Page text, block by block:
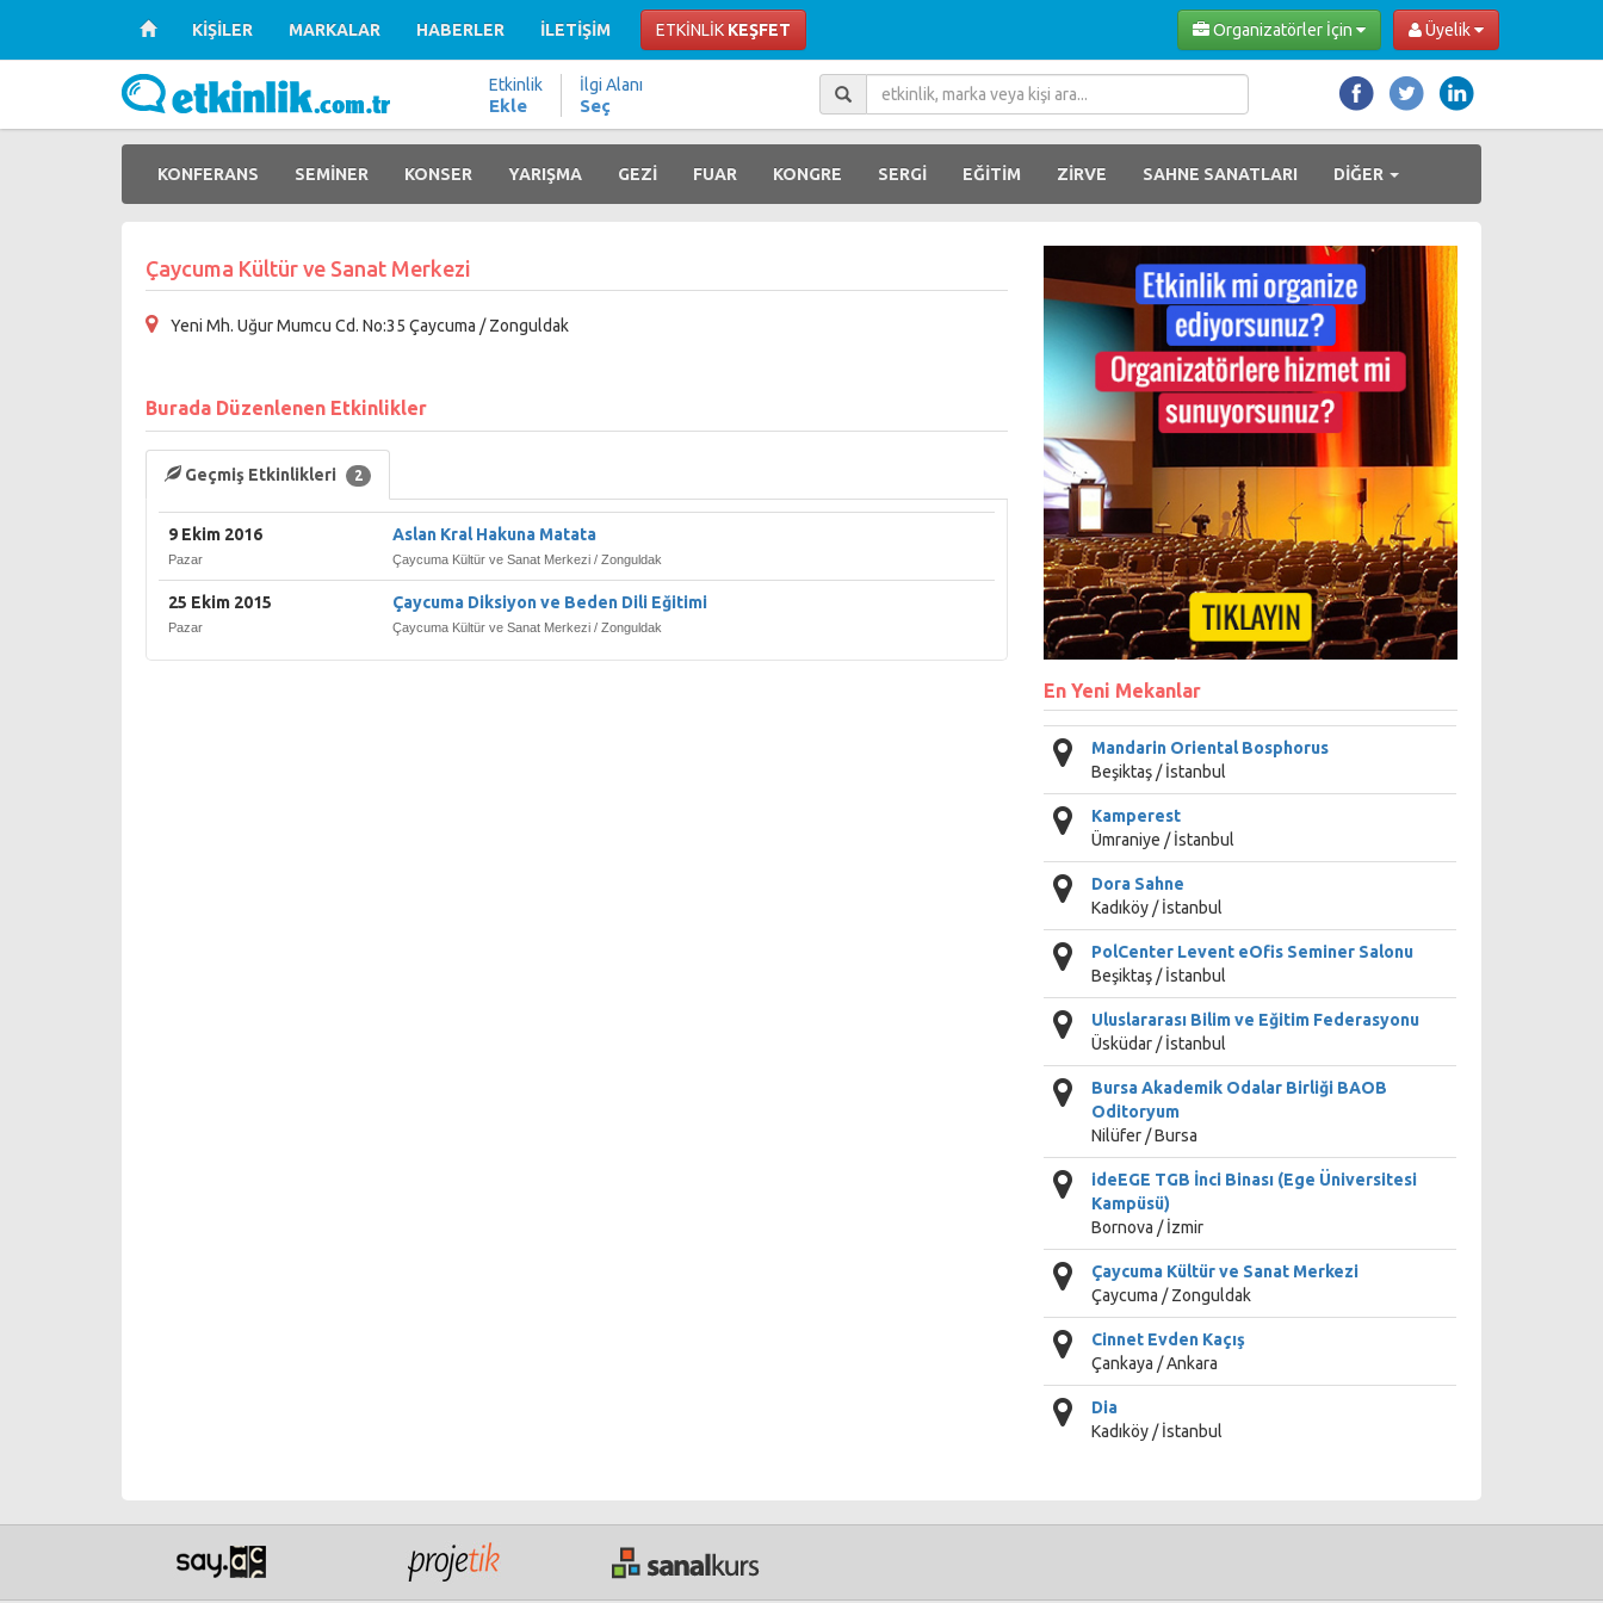
KİŞİLER MARKALAR HABERLER İLETİŞİM ETKİNLİK KEŞFET Üyelik
Organizatörler İçin
Etkinlik
Ekle
İlgi Alanı
Seç
KONFERANS SEMİNER KONSER YARIŞMA GEZİ FUAR KONGRE SERGİ EĞİTİM ZİRVE SAHNE SANATLARI DİĞER
Çaycuma Kültür ve Sanat Merkezi
Yeni Mh. Uğur Mumcu Cd. No:35 Çaycuma / Zonguldak
Burada Düzenlenen Etkinlikler
Geçmiş Etkinlikleri 2
9 Ekim 2016
Pazar
Aslan Kral Hakuna Matata
Çaycuma Kültür ve Sanat Merkezi / Zonguldak
25 Ekim 2015
Pazar
Çaycuma Diksiyon ve Beden Dili Eğitimi
Çaycuma Kültür ve Sanat Merkezi / Zonguldak
En Yeni Mekanlar
Mandarin Oriental Bosphorus
Beşiktaş / İstanbul
Kamperest
Ümraniye / İstanbul
Dora Sahne
Kadıköy / İstanbul
PolCenter Levent eOfis Seminer Salonu
Beşiktaş / İstanbul
Uluslararası Bilim ve Eğitim Federasyonu
Üsküdar / İstanbul
Bursa Akademik Odalar Birliği BAOB
Oditoryum
Nilüfer / Bursa
ideEGE TGB İnci Binası (Ege Üniversitesi
Kampüsü)
Bornova / İzmir
Çaycuma Kültür ve Sanat Merkezi
Çaycuma / Zonguldak
Cinnet Evden Kaçış
Çankaya / Ankara
Dia
Kadıköy / İstanbul